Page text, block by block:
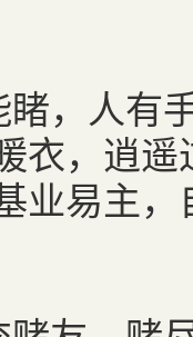
，人有
衣，逍
业易主